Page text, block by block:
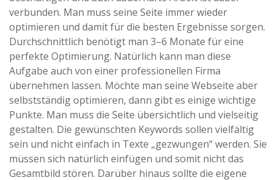
verbunden. Man muss seine Seite immer wieder
optimieren und damit für die besten Ergebnisse sorgen.
Durchschnittlich benötigt man 3–6 Monate für eine
perfekte Optimierung. Natürlich kann man diese
Aufgabe auch von einer professionellen Firma
übernehmen lassen. Möchte man seine Webseite aber
selbstständig optimieren, dann gibt es einige wichtige
Punkte. Man muss die Seite übersichtlich und vielseitig
gestalten. Die gewünschten Keywords sollen vielfältig
sein und nicht einfach in Texte „gezwungen“ werden. Sie
müssen sich natürlich einfügen und somit nicht das
Gesamtbild stören. Darüber hinaus sollte die eigene